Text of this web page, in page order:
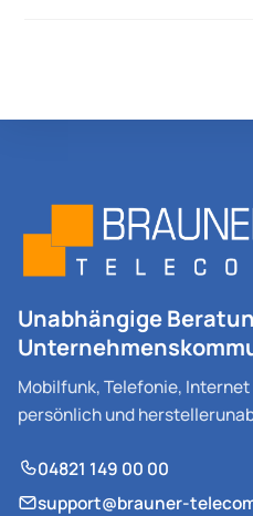
Unabhängige
Mobilfunk, Telefonie,
persönlich und
04821 149 00 00
support@brauner-